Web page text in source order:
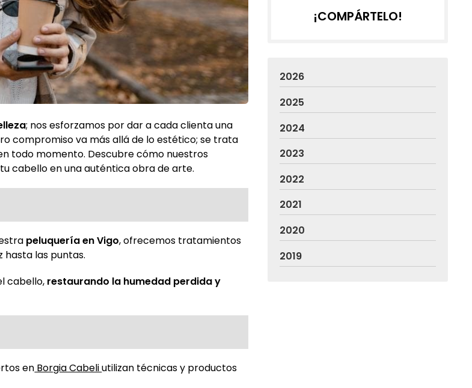
; nos esforzamos por dar a cada clienta una
compromiso va más allá de lo estético; se trata
todo momento. Descubre cómo nuestros
cabello en una auténtica obra de arte.
peluquería en Vigo, ofrecemos tratamientos
hasta las puntas.
cabello, restaurando la humedad perdida y
en Borgia Cabeliutilizan técnicas y productos
¡COMPÁRTELO!
2026
2025
2024
2023
2022
2021
2020
2019